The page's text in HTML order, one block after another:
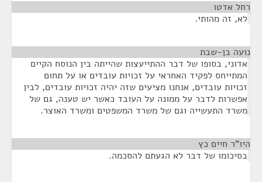
רחל אדטו
לא, זה מהותי.
נועה בן-שבת
אדוני, בסופו של דבר ההתייעצות שהייתה בין הנוסח הקיים
המתייחס לפקיד האחראי על זכויות עובדים או על תחום
זכויות עובדים, אנחנו מציעים שזה יהיה זכויות עובדים, לבין
אפשרות לדבר על ממונה על העובד כאשר יש טענה, גם של
משרד התעשייה וגם של משרד המשפטים ומשרד האוצר.
היו"ר חיים כץ
בסיכומו של דבר לא הגעתם להסכמה.